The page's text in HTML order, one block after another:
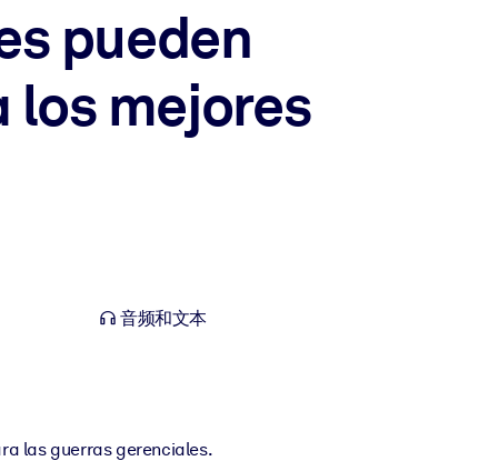
pueden
mejores
音频和文本
las guerras gerenciales.